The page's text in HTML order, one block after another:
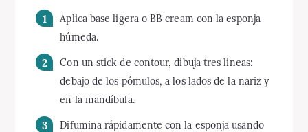
Aplica base ligera o BB cream con la esponja
húmeda.
Con un stick de contour, dibuja tres líneas:
debajo de los pómulos, a los lados de la nariz y
en la mandíbula.
Difumina rápidamente con la esponja usando